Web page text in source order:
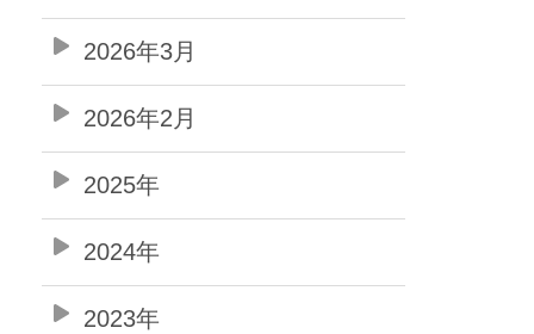
2026年3月
2026年2月
2025年
2024年
2023年